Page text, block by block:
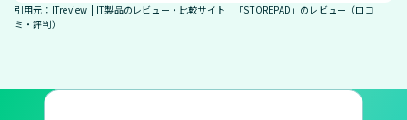
引用元：ITreview | IT製品のレビュー・比較サイト 「STOREPAD」のレビュー（口コ
ミ・評判）